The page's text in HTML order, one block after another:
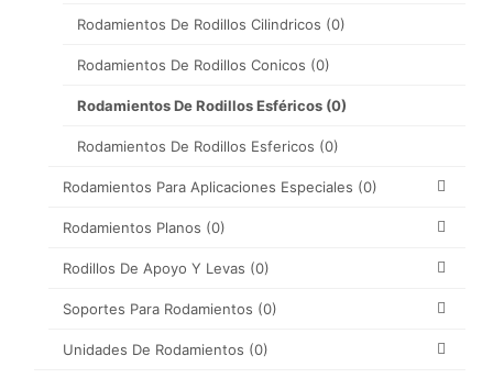
Rodamientos De Rodillos Cilindricos (0)
Rodamientos De Rodillos Conicos (0)
Rodamientos De Rodillos Esféricos (0)
Rodamientos De Rodillos Esfericos (0)
Rodamientos Para Aplicaciones Especiales (0)
Rodamientos Planos (0)
Rodillos De Apoyo Y Levas (0)
Soportes Para Rodamientos (0)
Unidades De Rodamientos (0)